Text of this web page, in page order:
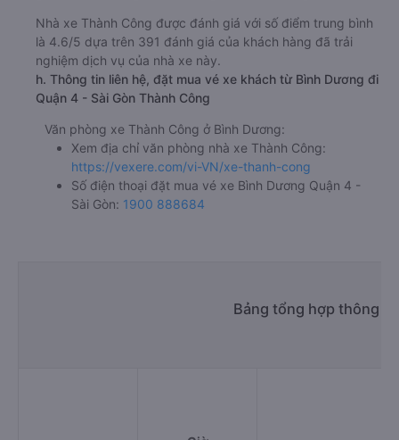
Nhà xe Thành Công được đánh giá với số điểm trung bình
là 4.6/5 dựa trên 391 đánh giá của khách hàng đã trải
nghiệm dịch vụ của nhà xe này.
h. Thông tin liên hệ, đặt mua vé xe khách từ Bình Dương đi
Quận 4 - Sài Gòn Thành Công
Văn phòng xe Thành Công ở Bình Dương:
Xem địa chỉ văn phòng nhà xe Thành Công:
https://vexere.com/vi-VN/xe-thanh-cong
Số điện thoại đặt mua vé xe Bình Dương Quận 4 -
Sài Gòn: 1900 888684
Bảng tổng hợp thông